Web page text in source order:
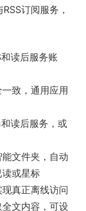
订阅服务，
读后服务账
一致，通用应用
和读后服务，或
能文件夹，自动
或星标
真正离线访问
全文内容，可设